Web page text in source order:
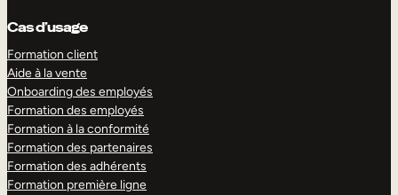
Cas d’usage
Formation client
Aide à la vente
Onboarding des employés
Formation des employés
Formation à la conformité
Formation des partenaires
Formation des adhérents
Formation première ligne